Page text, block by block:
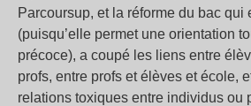
Parcoursup, et la réforme du bac qui
(puisqu’elle permet une orientation
précoce), a coupé les liens entre
profs, entre profs et élèves et école,
relations toxiques entre individus ou